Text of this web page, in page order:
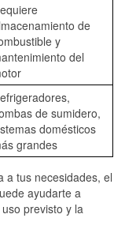
de
y
del
de sumidero,
domésticos
grandes
a tus necesidades, el
ayudarte a
previsto y la